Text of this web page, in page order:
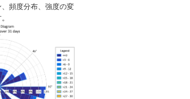
頻度分布、強​​度の変